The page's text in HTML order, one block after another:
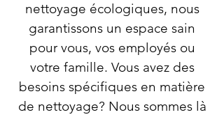
nettoyage écologiques, nous
garantissons un espace sain
pour vous, vos employés ou
votre famille. Vous avez des
besoins spécifiques en matière
de nettoyage? Nous sommes là